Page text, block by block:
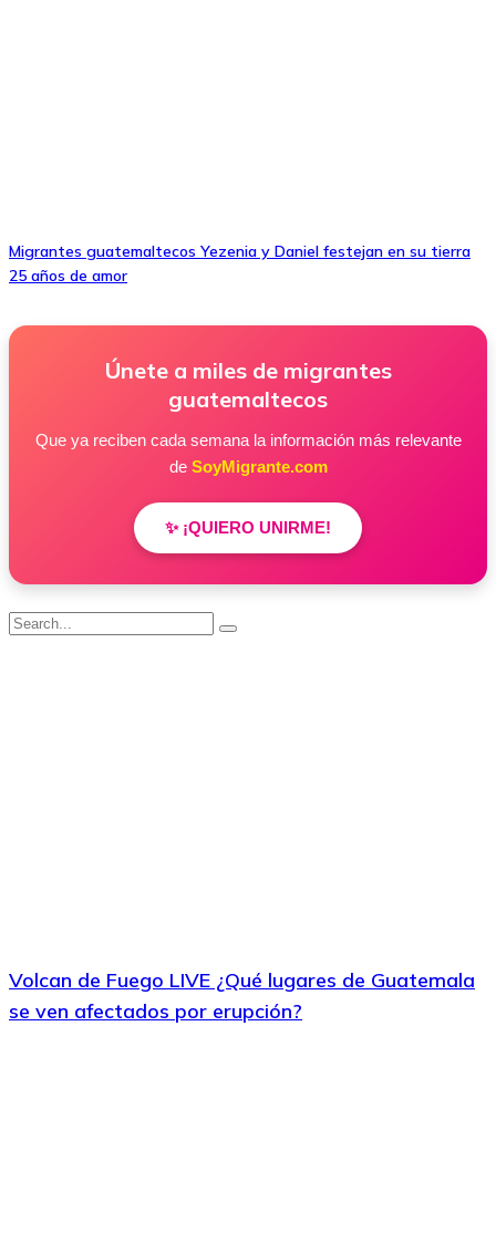
Migrantes guatemaltecos Yezenia y Daniel festejan en su tierra
25 años de amor
Únete a miles de migrantes
guatemaltecos
Que ya reciben cada semana la información más relevante
de SoyMigrante.com
✨ ¡QUIERO UNIRME!
Volcan de Fuego LIVE ¿Qué lugares de Guatemala
se ven afectados por erupción?